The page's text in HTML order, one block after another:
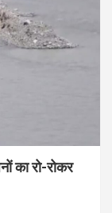
का रो-रोकर